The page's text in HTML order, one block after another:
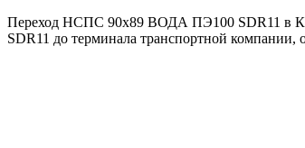
Переход НСПС 90х89 ВОДА ПЭ100 SDR11 в
SDR11 до терминала транспортной компании,